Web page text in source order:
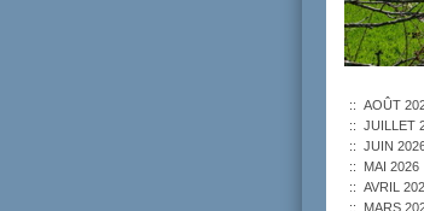
AOÛT
JUILLET
JUIN
MAI 2026
AVRIL
MARS